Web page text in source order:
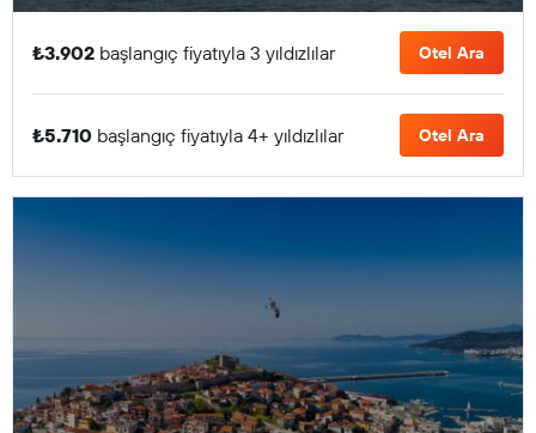
₺3.902 başlangıç fiyatıyla 3 yıldızlılar Otel Ara
₺5.710 başlangıç fiyatıyla 4+ yıldızlılar Otel Ara